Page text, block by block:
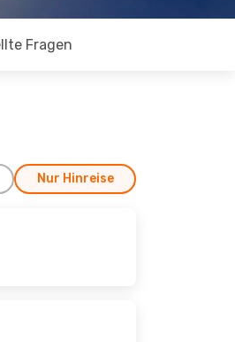
Fragen
Nur Hinreise